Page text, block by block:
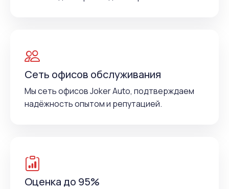
Сеть офисов обслуживания
Мы сеть офисов Joker Auto, подтверждаем
надёжность опытом и репутацией.
Оценка до 95%